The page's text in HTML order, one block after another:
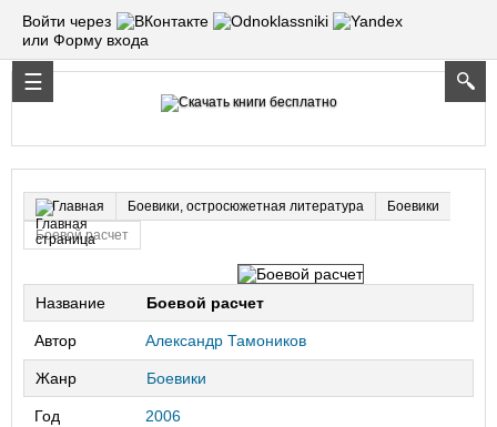
Войти через
или Форму входа
Главная Боевики, остросюжетная литература
Боевики
Боевой расчет
Название Боевой расчет
Автор Александр Тамоников
Жанр Боевики
Год 2006